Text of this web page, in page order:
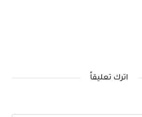
اترك تعليقاً